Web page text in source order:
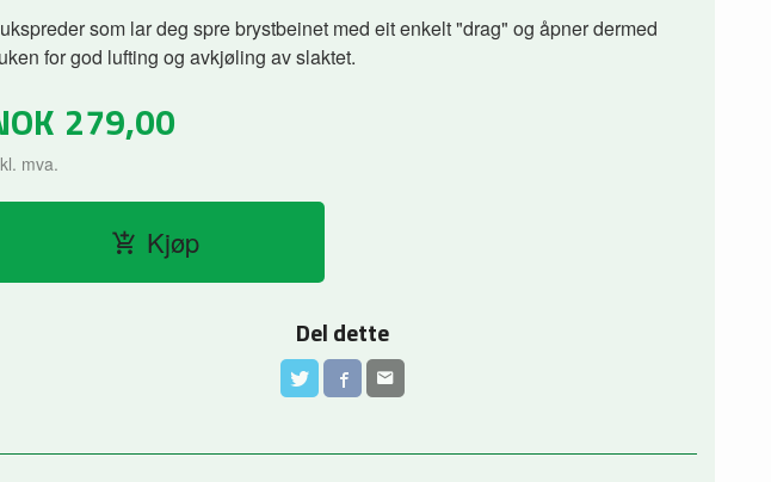
som lar deg spre brystbeinet med eit enkelt "drag" og åpner dermed
for god lufting og avkjøling av slaktet.
279,00
mva.
Kjøp
Del dette